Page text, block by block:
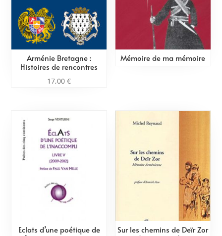
Arménie Bretagne :
Histoires de rencontres
17,00€
Mémoire de ma mémoire
Eclats d’une poétique de
Sur les chemins de Deïr Zor